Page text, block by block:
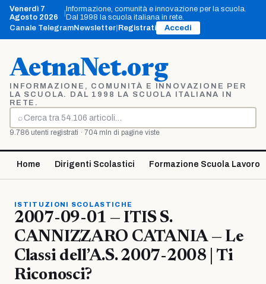
Vai
contenuto
Venerdì 7
Agosto 2026
Informazione, comunità e innovazione per la scuola.
Dal 1998 la scuola italiana in rete.
Canale TelegramNewsletter Registrati Accedi
AetnaNet.org
INFORMAZIONE, COMUNITÀ E INNOVAZIONE PER
LA SCUOLA. DAL 1998 LA SCUOLA ITALIANA IN
RETE.
⌕
Cerca
9.786 utenti registrati · 704 mln di pagine viste
Home Dirigenti Scolastici Formazione Scuola Lavoro
ISTITUZIONI SCOLASTICHE
2007-09-01 — ITIS S.
CANNIZZARO CATANIA — Le
Classi dell’A.S. 2007-2008 | Ti
Riconosci?